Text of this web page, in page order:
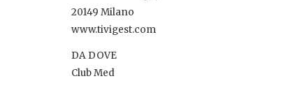
20149 Milano
www.tivigest.com
DA DOVE
Club Med